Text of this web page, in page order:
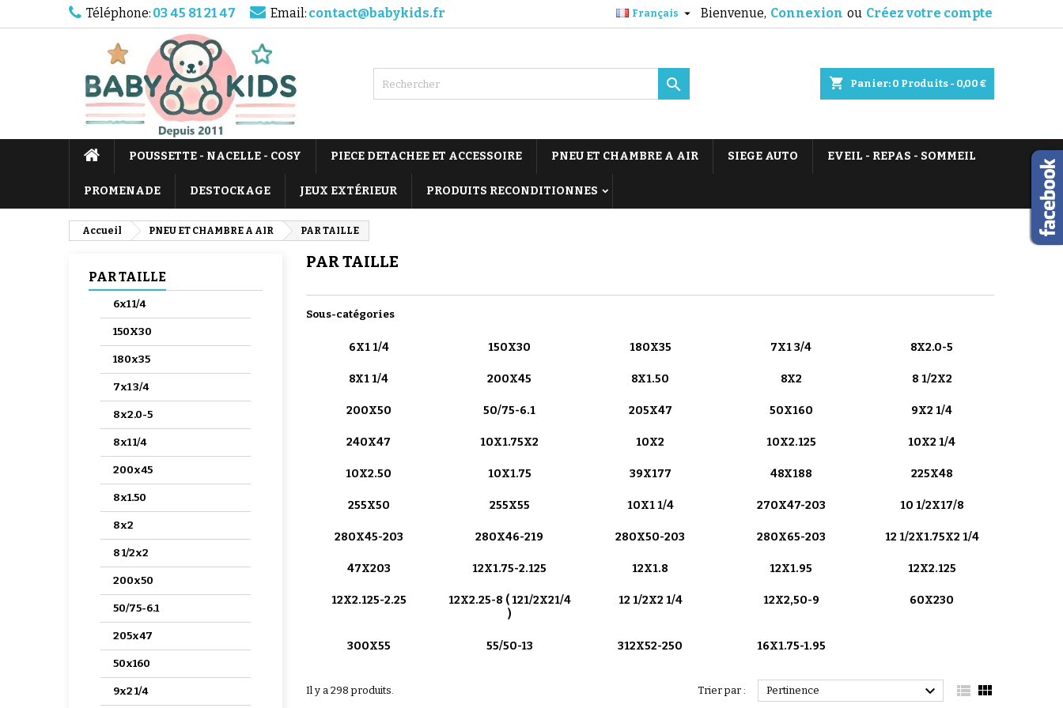
Téléphone: 03 45 81 21 47 Email: contact@babykids.fr Bienvenue, Connexion ou Créez votre compte
Français 
shopping_cart Panier: 0 Produits - 0,00 €

POUSSETTE - NACELLE - COSY PIECE DETACHEE ET ACCESSOIRE PNEU ET CHAMBRE A AIR SIEGE AUTO EVEIL - REPAS - SOMMEIL
PROMENADE DESTOCKAGE JEUX EXTÉRIEUR PRODUITS RECONDITIONNES
Accueil PNEU ET CHAMBRE A AIR PAR TAILLE
PAR TAILLE
6x1 1/4
150X30
180x35
7x1 3/4
8x2.0-5
8x1 1/4
200x45
8x1.50
8x2
8 1/2x2
200x50
50/75-6.1
205x47
50x160
9x2 1/4
PAR TAILLE
Sous-catégories
6X1 1/4 150X30 180X35 7X1 3/4 8X2.0-5
8X1 1/4 200X45 8X1.50 8X2 8 1/2X2
200X50 50/75-6.1 205X47 50X160 9X2 1/4
240X47 10X1.75X2 10X2 10X2.125 10X2 1/4
10X2.50 10X1.75 39X177 48X188 225X48
255X50 255X55 10X1 1/4 270X47-203 10 1/2X17/8
280X45-203 280X46-219 280X50-203 280X65-203 12 1/2X1.75X2 1/4
47X203 12X1.75-2.125 12X1.8 12X1.95 12X2.125
12X2.125-2.25
12X2.25-8 ( 121/2X21/4
)
12 1/2X2 1/4 12X2,50-9 60X230
300X55 55/50-13 312X52-250 16X1.75-1.95
Il y a 298 produits. Trier par : Pertinence   